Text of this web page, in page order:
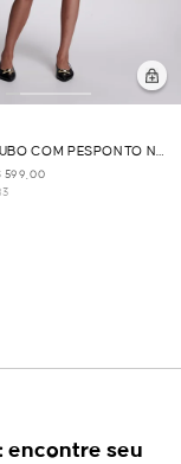
COM PESPONTO NA
599,00
encontre seu